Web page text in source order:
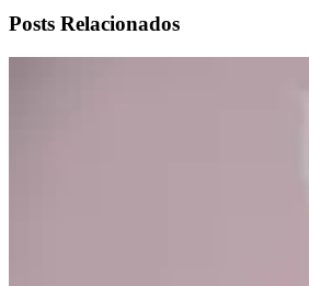
Posts Relacionados